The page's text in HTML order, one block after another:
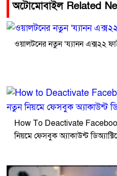
অটোমোবাইল Related
ওয়ালটনের নতুন ‘য্যানন এক্স২২
How To Deactivate
নিয়মে ফেসবুক অ্যাকাউন্ট